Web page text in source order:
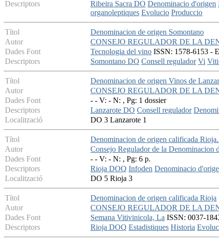
Descriptors
Ribeira Sacra DO Denominacio d'origen
organoleptiques Evolucio Produccio
Títol
Denominacion de origen Somontano
Autor
CONSEJO REGULADOR DE LA
Dades Font
Tecnologia del vino ISSN: 1578-6153 -
Descriptors
Somontano DO Consell regulador Vi
Títol
Denominacion de origen Vinos de
Autor
CONSEJO REGULADOR DE LA
Dades Font
- - V: - N: , Pg: 1 dossier
Descriptors
Lanzarote DO Consell regulador
Localització
DO 3 Lanzarote 1
Títol
Denominacion de origen calificada
Autor
Consejo Regulador de la Denominacion
Dades Font
- - V: - N: , Pg: 6 p.
Descriptors
Rioja DOQ Infoden Denominacio
Localització
DO 5 Rioja 3
Títol
Denominacion de origen calificada Rioja
Autor
CONSEJO REGULADOR DE LA
Dades Font
Semana Vitivinicola, La ISSN: 0037-
Descriptors
Rioja DOQ Estadistiques Historia